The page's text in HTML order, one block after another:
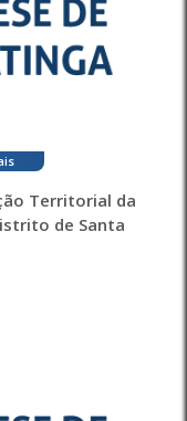
Territorial da
de Santa